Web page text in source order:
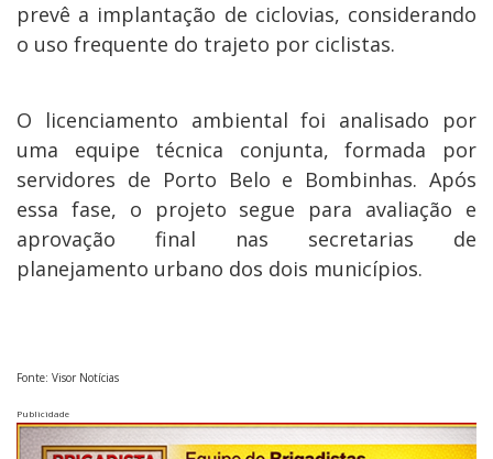
prevê a implantação de ciclovias, considerando
o uso frequente do trajeto por ciclistas.
O licenciamento ambiental foi analisado por
uma equipe técnica conjunta, formada por
servidores de Porto Belo e Bombinhas. Após
essa fase, o projeto segue para avaliação e
aprovação final nas secretarias de
planejamento urbano dos dois municípios.
Fonte: Visor Notícias
Publicidade